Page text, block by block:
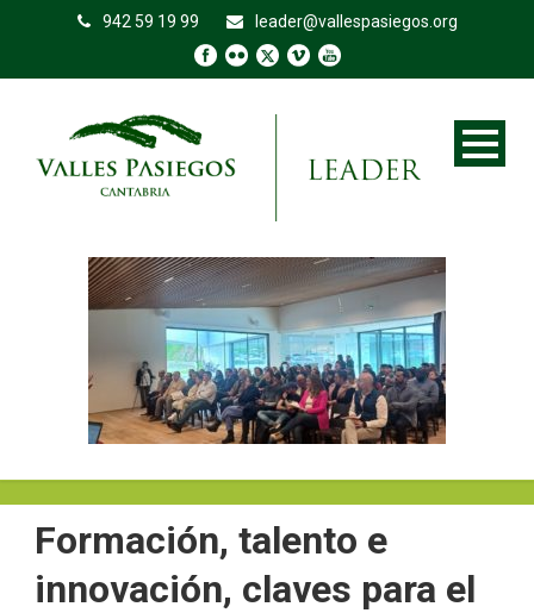
942 59 19 99 leader@vallespasiegos.org
Formación, talento e
innovación, claves para el